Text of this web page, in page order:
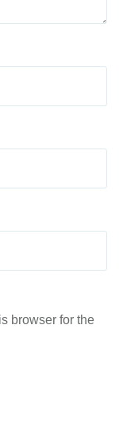
browser for the